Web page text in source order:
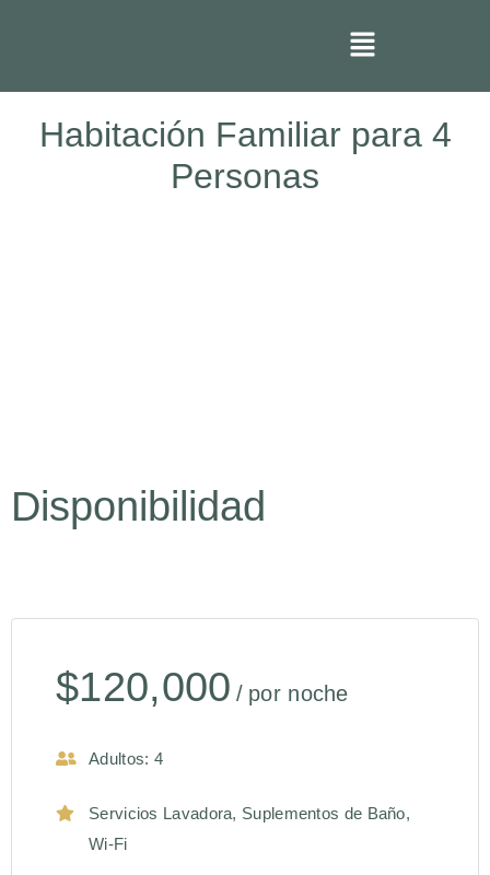
Habitación Familiar para 4
Personas
Disponibilidad
$120,000 por noche
Adultos: 4
Servicios Lavadora, Suplementos de Baño,
Wi-Fi